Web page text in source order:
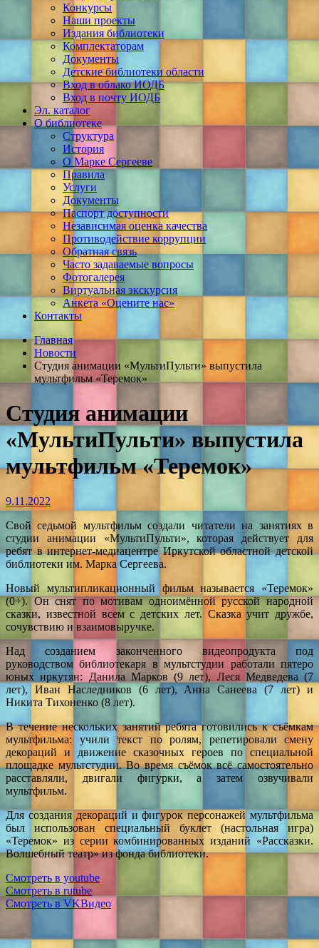
Конкурсы
Наши проекты
Издания библиотеки
Комплектаторам
Документы
Детские библиотеки области
Вход в облако ИОДБ
Вход в почту ИОДБ
Эл. каталог
О библиотеке
Структура
История
О Марке Сергееве
Правила
Услуги
Документы
Паспорт доступности
Независимая оценка качества
Противодействие коррупции
Обратная связь
Часто задаваемые вопросы
Фотогалерея
Виртуальная экскурсия
Анкета «Оцените нас»
Контакты
Главная
Новости
Студия анимации «МультиПульти» выпустила
мультфильм «Теремок»
Студия анимации
«МультиПульти» выпустила
мультфильм «Теремок»
9.11.2022
Свой седьмой мультфильм создали читатели на занятиях в
студии анимации «МультиПульти», которая действует для
ребят в интернет-медиацентре Иркутской областной детской
библиотеки им. Марка Сергеева.
Новый мультипликационный фильм называется «Теремок»
(0+). Он снят по мотивам одноимённой русской народной
сказки, известной всем с детских лет. Сказка учит дружбе,
сочувствию и взаимовыручке.
Над созданием законченного видеопродукта под
руководством библиотекаря в мультстудии работали пятеро
юных иркутян: Данила Марков (9 лет), Леся Медведева (7
лет), Иван Наследников (6 лет), Анна Санеева (7 лет) и
Никита Тихоненко (8 лет).
В течение нескольких занятий ребята готовились к съёмкам
мультфильма: учили текст по ролям, репетировали смену
декораций и движение сказочных героев по специальной
площадке мультстудии. Во время съёмок всё самостоятельно
расставляли, двигали фигурки, а затем озвучивали
мультфильм.
Для создания декораций и фигурок персонажей мультфильма
был использован специальный буклет (настольная игра)
«Теремок» из серии комбинированных изданий «Рассказки.
Волшебный театр» из фонда библиотеки.
Смотреть в youtube
Смотреть в rutube
Смотреть в VKВидео